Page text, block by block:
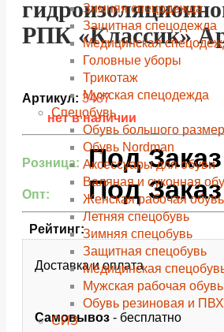
Зимняя спецодежда
Защитная спецодежда
Медицинская
Головные уборы
Трикотаж
Мужская спецодежда
Спецобувь
Обувь большого
Обувь Nordman
Аксессуары для обуви
Валяная и суконная
Женская рабочая обувь
Летняя спецобувь
Зимняя спецобувь
Защитная спецобувь
Медицинская
Мужская рабочая обувь
Обувь резиновая и ПВХ
СИЗ
РПК «Классик»
Артикул: 3487
нет в наличии
Розница: Под Заказ
Опт: Под Заказ
Рейтинг:
Доставка и оплата
Самовывоз - бесплатно